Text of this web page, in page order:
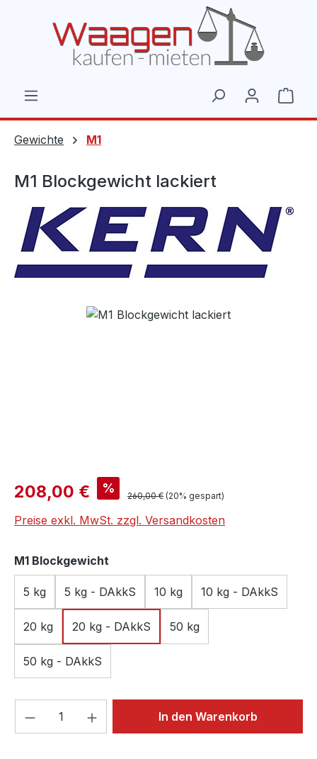
Gewichte M1
M1 Blockgewicht lackiert
Bildergalerie überspringen
Verkaufspreis:
208,00 € % Regulärer Preis:
260,00 € (20% gespart)
Preise exkl. MwSt. zzgl. Versandkosten
M1 Blockgewicht
5 kg 5 kg - DAkkS 10 kg 10 kg - DAkkS
20 kg 20 kg - DAkkS 50 kg
50 kg - DAkkS
Produkt Anzahl: Gib denIn den Warenkorb